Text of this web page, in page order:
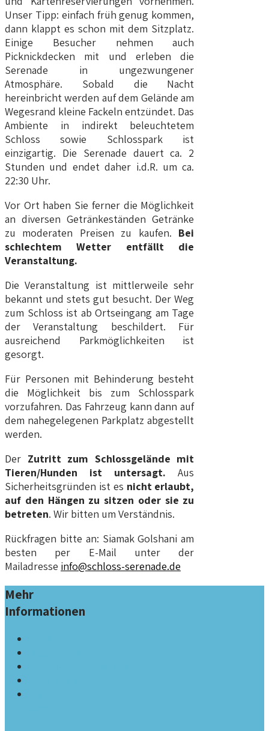
Unser Tipp: einfach früh genug kommen,
dann klappt es schon mit dem Sitzplatz.
Einige Besucher nehmen auch
Picknickdecken mit und erleben die
Serenade in ungezwungener
Atmosphäre. Sobald die Nacht
hereinbricht werden auf dem Gelände am
Wegesrand kleine Fackeln entzündet. Das
Ambiente in indirekt beleuchtetem
Schloss sowie Schlosspark ist
einzigartig. Die Serenade dauert ca. 2
Stunden und endet daher i.d.R. um ca.
22:30 Uhr.
Vor Ort haben Sie ferner die Möglichkeit
an diversen Getränkeständen Getränke
zu moderaten Preisen zu kaufen. Bei
schlechtem Wetter entfällt die
Veranstaltung.
Die Veranstaltung ist mittlerweile sehr
bekannt und stets gut besucht. Der Weg
zum Schloss ist ab Ortseingang am Tage
der Veranstaltung beschildert. Für
ausreichend Parkmöglichkeiten ist
gesorgt.
Für Personen mit Behinderung besteht
die Möglichkeit bis zum Schlosspark
vorzufahren. Das Fahrzeug kann dann auf
dem nahegelegenen Parkplatz abgestellt
werden.
Der Zutritt zum Schlossgelände mit
Tieren/Hunden ist untersagt. Aus
Sicherheitsgründen ist es nicht erlaubt,
auf den Hängen zu sitzen oder sie zu
betreten. Wir bitten um Verständnis.
Rückfragen bitte an: Siamak Golshani am
besten per E-Mail unter der
Mailadresse info@schloss-serenade.de
Mehr
Informationen